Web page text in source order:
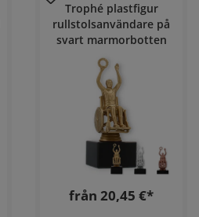
Trophé plastfigur
rullstolsanvändare på
svart marmorbotten
från 20,45 €*